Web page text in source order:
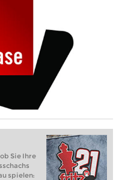
Sie Ihre
spielen: